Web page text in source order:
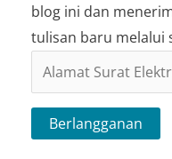
blog ini dan
tulisan baru melalui
Alamat
Surat
Elektronik
Berlangganan